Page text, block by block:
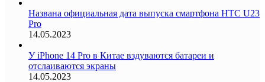
Названа официальная дата выпуска смартфона HTC U23
Pro
14.05.2023
У iPhone 14 Pro в Китае вздуваются батареи и
отслаиваются экраны
14.05.2023